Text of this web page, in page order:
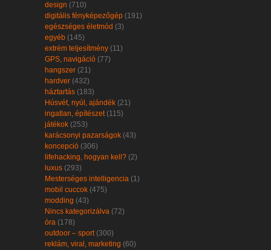
design (710)
digitális fényképezőgép (191)
egészséges életmód (3)
egyéb (145)
extrém teljesítmény (11)
GPS, navigáció (77)
hangszer (21)
hardver (432)
háztartás (183)
Húsvét, nyúl, ajándék (21)
ingatlan, építészet(115)
játékok (253)
karácsonyi pazarságok (43)
koncepció (306)
lifehacking, hogyan kell? (2)
luxus (293)
Mesterséges intelligencia (1)
mobil cuccok (475)
modding (43)
Nincs kategorizálva (72)
óra (178)
outdoor – sport(300)
reklám, viral, marketing (60)